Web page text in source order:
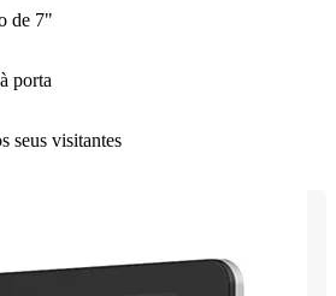
de 7"
porta
seus visitantes